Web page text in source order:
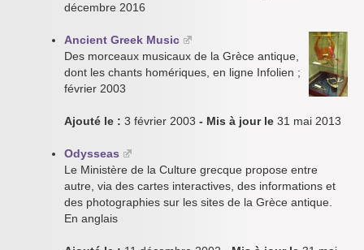
décembre 2016
Ancient Greek Music
Des morceaux musicaux de la Grèce antique,
dont les chants homériques, en ligne Infolien ;
février 2003
Ajouté le : 3 février 2003 - Mis à jour le 31 mai 2013
Odysseas
Le Ministère de la Culture grecque propose entre
autre, via des cartes interactives, des informations et
des photographies sur les sites de la Grèce antique.
En anglais